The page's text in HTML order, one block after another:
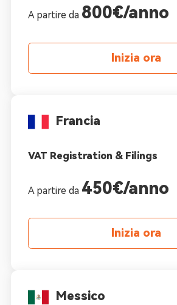
A partire da 800€/anno
Inizia ora
Francia
VAT Registration & Filings
A partire da 450€/anno
Inizia ora
Messico